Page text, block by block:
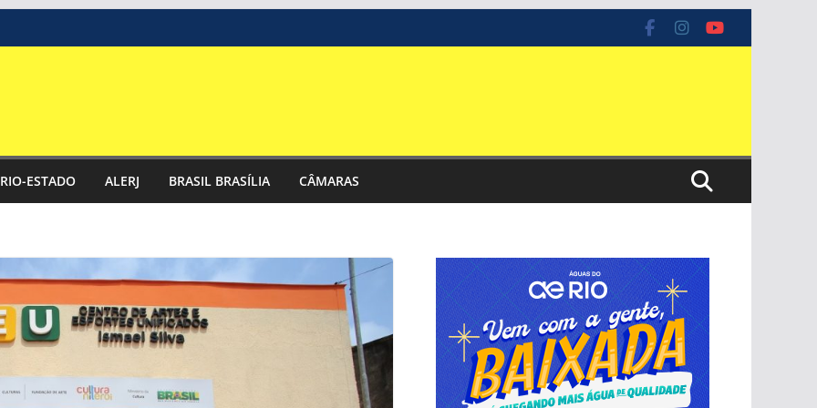
RIO-ESTADO ALERJ BRASIL BRASÍLIA CÂMARAS